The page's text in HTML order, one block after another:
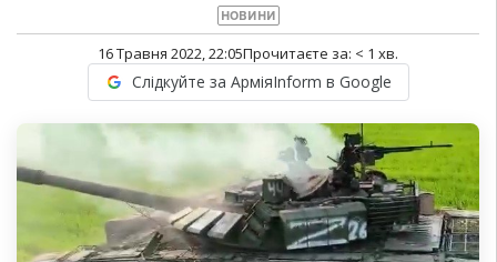
НОВИНИ
16 Травня 2022, 22:05Прочитаєте за: < 1 хв.
Слідкуйте за АрміяInform в Google